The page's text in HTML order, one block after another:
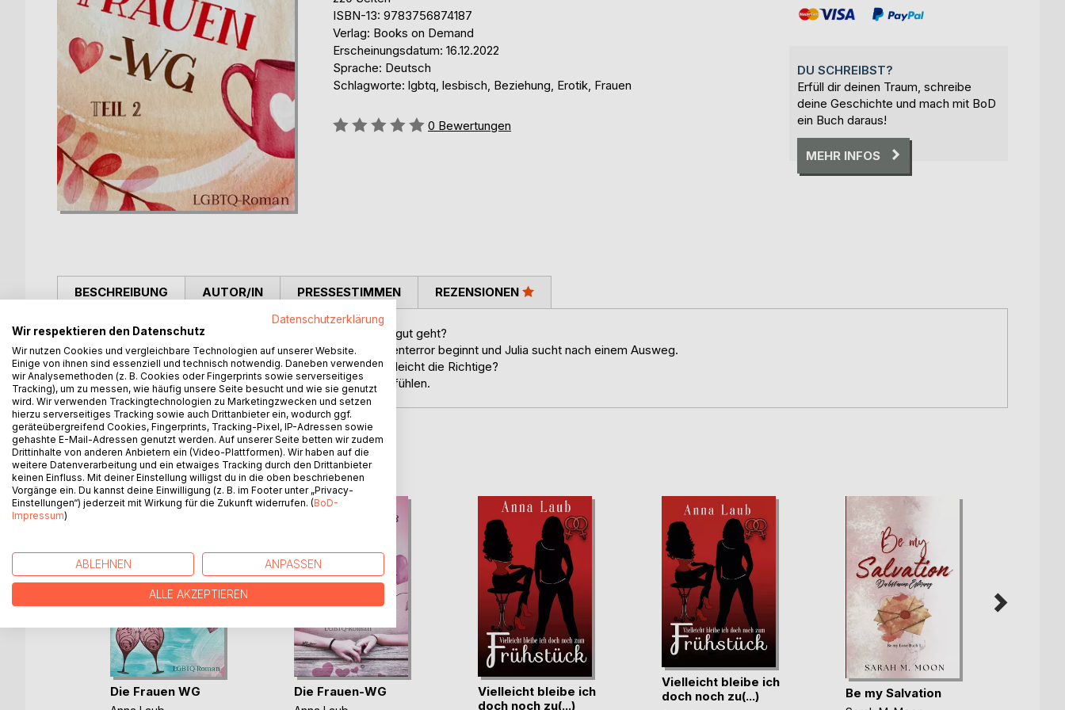
ISBN-13: 9783756874187
Verlag: Books on Demand
Erscheinungsdatum: 16.12.2022
Sprache: Deutsch
Schlagworte: lgbtq, lesbisch, Beziehung, Erotik, Frauen
Bewertung::
0 Bewertungen
DU SCHREIBST?
Erfüll dir deinen Traum, schreibe
deine Geschichte und mach mit BoD
ein Buch daraus!
MEHR INFOS
BESCHREIBUNG
Zwei freie Zimmer, zwei neue Mitbewohnerinnen. Ob das gut geht?
Veronika und Eva wollen Julia für sich gewinnen. Der Zickenterror beginnt und Julia sucht nach einem Ausweg.
Dann kommt unerwartet eine Frau in ihr Leben. Ist das vielleicht die Richtige?
Eine Wohngemeinschaft mit vielen Intrigen, Lügen und Gefühlen.
AUTOR/IN PRESSESTIMMEN REZENSIONEN
WEITERE TITEL BEIBoD
Die Frauen WG Die Frauen-WG
Vielleicht bleibe ich
doch noch zu(...)
Vielleicht bleibe ich
doch noch zu(...)
Be my Salvation
Datenschutzerklärung
Wir respektieren den Datenschutz
Wir nutzen Cookies und vergleichbare Technologien auf unserer Website.
Einige von ihnen sind essenziell und technisch notwendig. Daneben verwenden
wir Analysemethoden (z. B. Cookies oder Fingerprints sowie serverseitiges
Tracking), um zu messen, wie häufig unsere Seite besucht und wie sie genutzt
wird. Wir verwenden Trackingtechnologien zu Marketingzwecken und setzen
hierzu serverseitiges Tracking sowie auch Drittanbieter ein, wodurch ggf.
geräteübergreifend Cookies, Fingerprints, Tracking-Pixel, IP-Adressen sowie
gehashte E-Mail-Adressen genutzt werden. Auf unserer Seite betten wir zudem
Drittinhalte von anderen Anbietern ein (Video-Plattformen). Wir haben auf die
weitere Datenverarbeitung und ein etwaiges Tracking durch den Drittanbieter
keinen Einfluss. Mit deiner Einstellung willigst du in die oben beschriebenen
Vorgänge ein. Du kannst deine Einwilligung (z. B. im Footer unter „Privacy-
Einstellungen“) jederzeit mit Wirkung für die Zukunft widerrufen. (BoD-
Impressum)
ABLEHNEN ANPASSEN
ALLE AKZEPTIEREN